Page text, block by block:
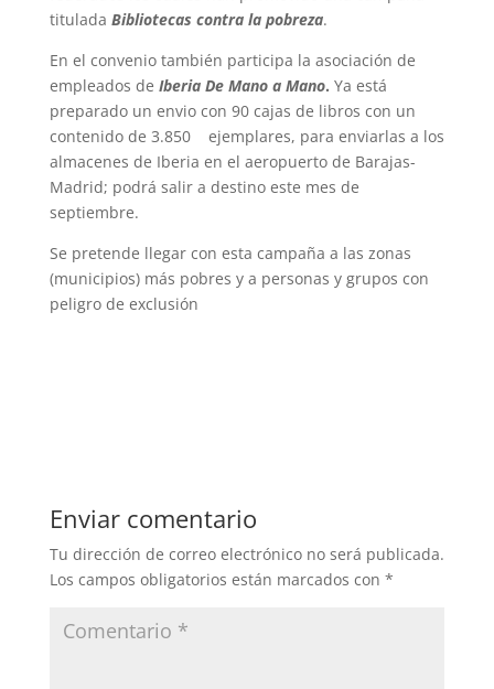
titulada Bibliotecas contra la pobreza.
En el convenio también participa la asociación de
empleados de Iberia De Mano a Mano. Ya está
preparado un envio con 90 cajas de libros con un
contenido de 3.850 ejemplares, para enviarlas a los
almacenes de Iberia en el aeropuerto de Barajas-
Madrid; podrá salir a destino este mes de
septiembre.
Se pretende llegar con esta campaña a las zonas
(municipios) más pobres y a personas y grupos con
peligro de exclusión
Enviar comentario
Tu dirección de correo electrónico no será publicada.
Los campos obligatorios están marcados con *